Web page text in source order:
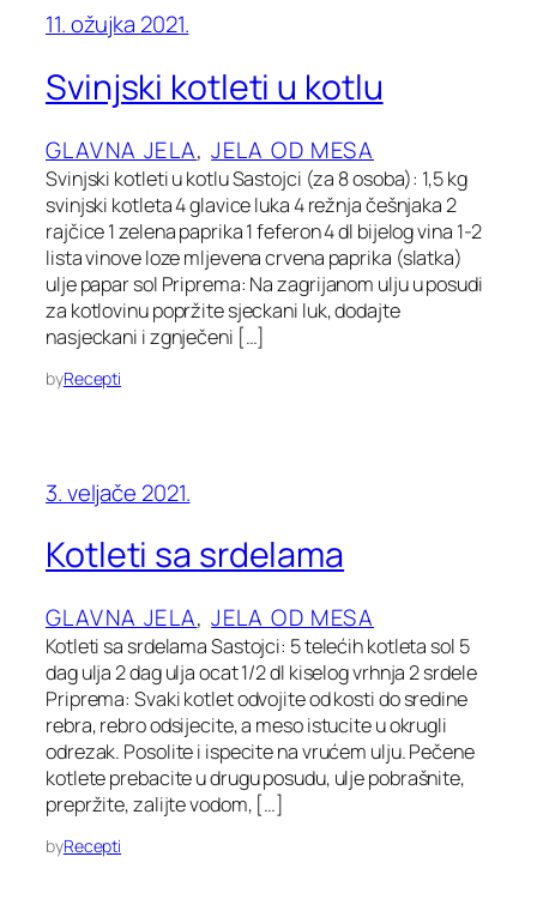
11. ožujka 2021.
Svinjski kotleti u kotlu
GLAVNA JELA, JELA OD MESA
Svinjski kotleti u kotlu Sastojci (za 8 osoba): 1,5 kg
svinjski kotleta 4 glavice luka 4 režnja češnjaka 2
rajčice 1 zelena paprika 1 feferon 4 dl bijelog vina 1-2
lista vinove loze mljevena crvena paprika (slatka)
ulje papar sol Priprema: Na zagrijanom ulju u posudi
za kotlovinu popržite sjeckani luk, dodajte
nasjeckani i zgnječeni […]
byRecepti
3. veljače 2021.
Kotleti sa srdelama
GLAVNA JELA, JELA OD MESA
Kotleti sa srdelama Sastojci: 5 telećih kotleta sol 5
dag ulja 2 dag ulja ocat 1/2 dl kiselog vrhnja 2 srdele
Priprema: Svaki kotlet odvojite od kosti do sredine
rebra, rebro odsijecite, a meso istucite u okrugli
odrezak. Posolite i ispecite na vrućem ulju. Pečene
kotlete prebacite u drugu posudu, ulje pobrašnite,
prepržite, zalijte vodom, […]
byRecepti